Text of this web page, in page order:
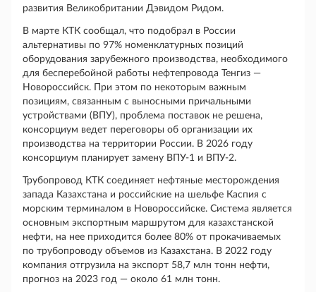
развития Великобритании Дэвидом Ридом.
В марте КТК сообщал, что подобрал в России
альтернативы по 97% номенклатурных позиций
оборудования зарубежного производства, необходимого
для бесперебойной работы нефтепровода Тенгиз —
Новороссийск. При этом по некоторым важным
позициям, связанным с выносными причальными
устройствами (ВПУ), проблема поставок не решена,
консорциум ведет переговоры об организации их
производства на территории России. В 2026 году
консорциум планирует замену ВПУ-1 и ВПУ-2.
Трубопровод КТК соединяет нефтяные месторождения
запада Казахстана и российские на шельфе Каспия с
морским терминалом в Новороссийске. Система является
основным экспортным маршрутом для казахстанской
нефти, на нее приходится более 80% от прокачиваемых
по трубопроводу объемов из Казахстана. В 2022 году
компания отгрузила на экспорт 58,7 млн тонн нефти,
прогноз на 2023 год — около 61 млн тонн.